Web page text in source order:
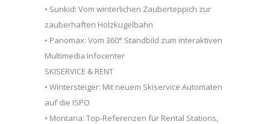
• Sunkid: Vom winterlichen Zauberteppich zur
zauberhaften Holzkugelbahn
• Panomax: Vom 360° Standbild zum interaktiven
Multimedia Infocenter
SKISERVICE & RENT
• Wintersteiger: Mit neuem Skiservice Automaten
auf die ISPO
• Montana: Top-Referenzen für Rental Stations,